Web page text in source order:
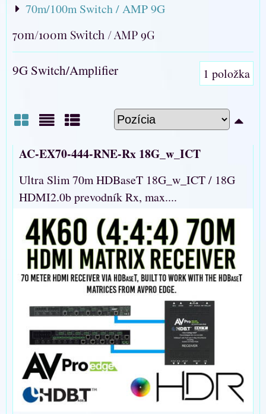
70m/100m Switch / AMP 9G
70m/100m Switch / AMP 9G
9G Switch/Amplifier 1 položka
Mriežka
AC-EX70-444-RNE-Rx 18G_w_ICT
Ultra Slim 70m HDBaseT 18G_w_ICT / 18G
HDMI2.0b prevodník Rx, max....